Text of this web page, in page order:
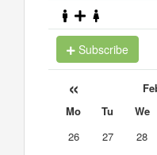
Subscribe
«
Mo Tu We
26
27 28